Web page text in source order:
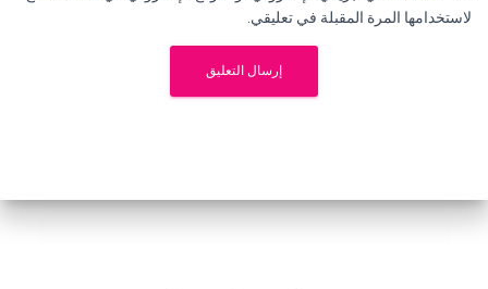
لاستخدامها المرة المقبلة في تعليقي.